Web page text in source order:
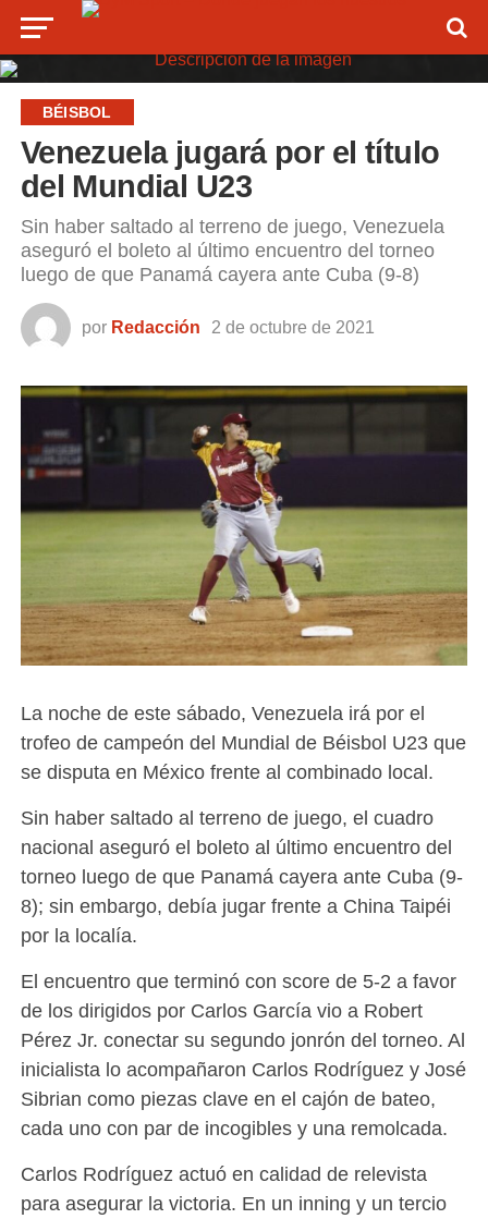
BÉISBOL
Venezuela jugará por el título
del Mundial U23
Sin haber saltado al terreno de juego, Venezuela
aseguró el boleto al último encuentro del torneo
luego de que Panamá cayera ante Cuba (9-8)
por Redacción 2 de octubre de 2021
La noche de este sábado, Venezuela irá por el
trofeo de campeón del Mundial de Béisbol U23 que
se disputa en México frente al combinado local.
Sin haber saltado al terreno de juego, el cuadro
nacional aseguró el boleto al último encuentro del
torneo luego de que Panamá cayera ante Cuba (9-
8); sin embargo, debía jugar frente a China Taipéi
por la localía.
El encuentro que terminó con score de 5-2 a favor
de los dirigidos por Carlos García vio a Robert
Pérez Jr. conectar su segundo jonrón del torneo. Al
inicialista lo acompañaron Carlos Rodríguez y José
Sibrian como piezas clave en el cajón de bateo,
cada uno con par de incogibles y una remolcada.
Carlos Rodríguez actuó en calidad de relevista
para asegurar la victoria. En un inning y un tercio